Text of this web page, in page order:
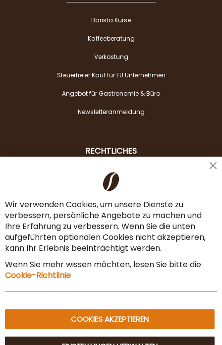
Barista Kurse
Kaffeeberatung
Verkostung
Steuerfreier Kauf für EU Unternehmen
Angebot für Gastronomie & Büro
Newsletteranmeldung
RECHTLICHES
Liefer- & Versandkosten
AGB & Widerrufsrecht
Vertrag widerrufen
Impressum
Datenschutz & Sicherheit
Wir verwenden Cookies, um unsere Dienste zu
verbessern, persönliche Angebote zu machen und
Ihre Erfahrung zu verbessern. Wenn Sie die unten
aufgeführten optionalen Cookies nicht akzeptieren,
kann Ihr Erlebnis beeinträchtigt werden.
Wenn Sie mehr wissen möchten, lesen Sie bitte die
Cookie-Richtlinie
COOKIES AKZEPTIEREN